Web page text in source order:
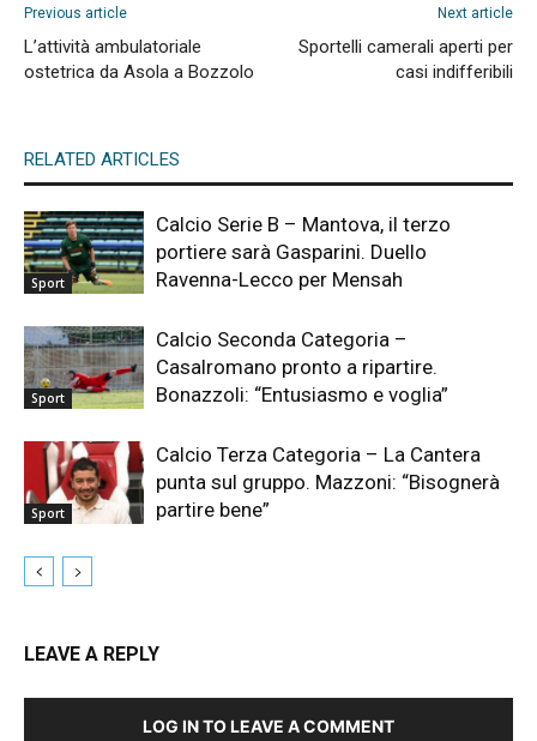
Previous article
L’attività ambulatoriale
ostetrica da Asola a Bozzolo
Next article
Sportelli camerali aperti per
casi indifferibili
RELATED ARTICLES
Sport
Calcio Serie B – Mantova, il terzo
portiere sarà Gasparini. Duello
Ravenna-Lecco per Mensah
Sport
Calcio Seconda Categoria –
Casalromano pronto a ripartire.
Bonazzoli: “Entusiasmo e voglia”
Sport
Calcio Terza Categoria – La Cantera
punta sul gruppo. Mazzoni: “Bisognerà
partire bene”
LEAVE A REPLY
LOG IN TO LEAVE A COMMENT